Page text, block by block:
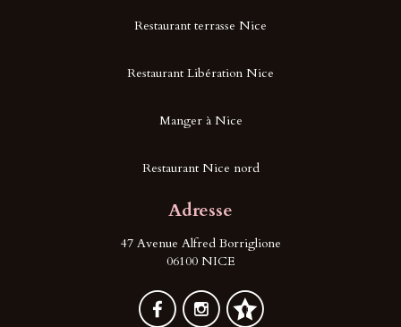
Restaurant terrasse Nice
Restaurant Libération Nice
Manger à Nice
Restaurant Nice nord
Adresse
47 Avenue Alfred Borriglione
06100 NICE